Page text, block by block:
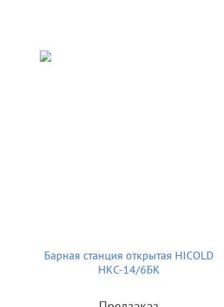
Барная станция открытая HICOLD
НКС-14/6БК